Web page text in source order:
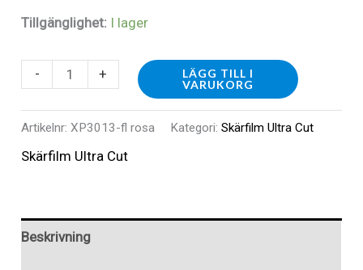
Tillgänglighet: I lager
-
XP3013-
rosa
Fluorescerande
rosa,
+
LÄGG TILL I
VARUKORG
Artikelnr:XP3013-fl rosa Kategori:Skärfilm Ultra Cut
Skärfilm Ultra Cut
Beskrivning